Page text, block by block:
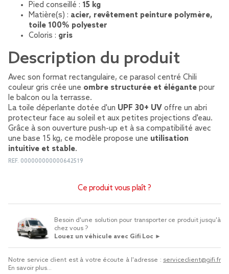
Pied conseillé : 15 kg
Matière(s) : acier, revêtement peinture polymère,
toile 100% polyester
Coloris : gris
Description du produit
Avec son format rectangulaire, ce parasol centré Chili
couleur gris crée une ombre structurée et élégante pour
le balcon ou la terrasse.
La toile déperlante dotée d'un UPF 30+ UV offre un abri
protecteur face au soleil et aux petites projections d'eau.
Grâce à son ouverture push-up et à sa compatibilité avec
une base 15 kg, ce modèle propose une utilisation
intuitive et stable.
REF. 000000000000642519
Ce produit vous plaît ?
Besoin d'une solution pour transporter ce produit jusqu'à
chez vous ?
Louez un véhicule avec Gifi Loc ►
Notre service client est à votre écoute à l'adresse : serviceclient@gifi.fr
En savoir plus...